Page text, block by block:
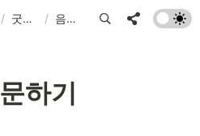
/ 굿즈 project_2023 / 음각 도장 주문하기
하기